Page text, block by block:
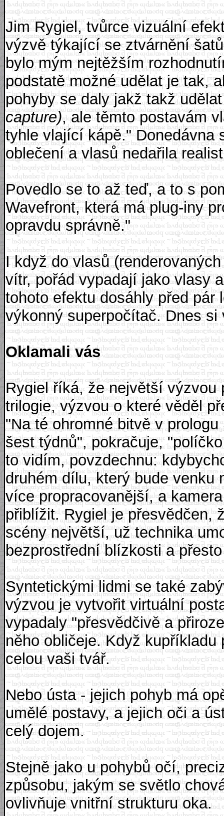
Jim Rygiel, tvůrce vizuální
výzvě týkající se ztvárnění
bylo mým nejtěžším
podstatě možné udělat je tak,
pohyby se daly jakž takž
capture), ale těmto postavám
tyhle vlající kápě." Donedávna
oblečení a vlasů nedařila
Povedlo se to až teď, a to s
Wavefront, která má plug-iny
opravdu správně."
I když do vlasů
vítr, pořád vypadají jako vlasy
tohoto efektu dosáhly před
výkonný superpočítač. Dnes
Oklamali vás
Rygiel říká, že největší
trilogie, výzvou o které věděl
"Na té ohromné bitvě v
šest týdnů", pokračuje,
to vidím, povzdechnu:
druhém dílu, který bude venku
více propracovanější, a
přiblížit. Rygiel je přesvědčen,
scény největší, už technika
bezprostřední blízkosti a
Syntetickými lidmi se také
výzvou je vytvořit virtuální
vypadaly "přesvědčivě a
něho obličeje. Když
celou vaši tvář.
Nebo ústa - jejich pohyb má
umělé postavy, a jejich oči a
celý dojem.
Stejně jako u pohybů očí,
způsobu, jakým se světlo
ovlivňuje vnitřní strukturu oka.